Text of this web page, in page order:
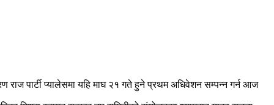
पार्टी प्यालेसमा यहि माघ २१ गते हुने प्रथम अधिवेशन सम्पन्न गर्न आज